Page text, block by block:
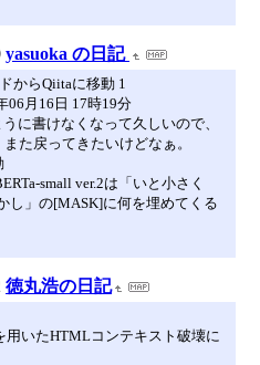
yasuoka の日記
からQiitaに移動 1
06月16日 17時19分
に書けなくなって久しいので、
た戻ってきたいけどなぁ。
small ver.2は「いと小さく
し」の[MASK]に何を埋めてくる
徳丸浩の日記
用いたHTMLコンテキスト破壊に